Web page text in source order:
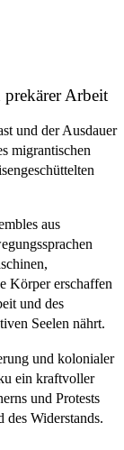
Arbeit
und der Ausdauer
migrantischen
aus
Körper erschaffen
und des
Seelen nährt.
und kolonialer
ein kraftvoller
und Protests
des Widerstands.